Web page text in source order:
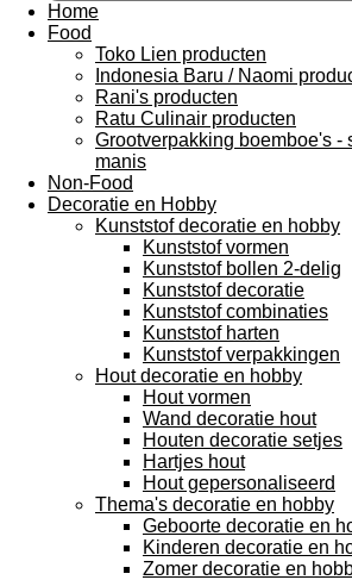
Home
Food
Toko Lien producten
Indonesia Baru / Naomi
Rani's producten
Ratu Culinair producten
Grootverpakking boemboe's -
manis
Non-Food
Decoratie en Hobby
Kunststof decoratie en hobby
Kunststof vormen
Kunststof bollen 2-delig
Kunststof decoratie
Kunststof combinaties
Kunststof harten
Kunststof verpakkingen
Hout decoratie en hobby
Hout vormen
Wand decoratie hout
Houten decoratie setjes
Hartjes hout
Hout gepersonaliseerd
Thema's decoratie en hobby
Geboorte decoratie en
Kinderen decoratie en
Zomer decoratie en